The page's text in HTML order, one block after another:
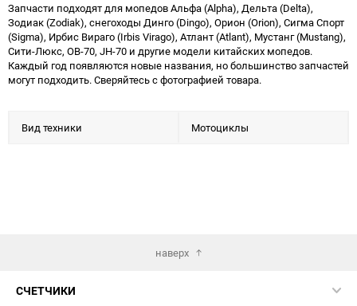
Запчасти подходят для мопедов Альфа (Alpha), Дельта (Delta),
Зодиак (Zodiak), снегоходы Динго (Dingo), Орион (Orion), Сигма Спорт
(Sigma), Ирбис Вираго (Irbis Virago), Атлант (Atlant), Мустанг (Mustang),
Сити-Люкс, ОВ-70, JH-70 и другие модели китайских мопедов.
Каждый год появляются новые названия, но большинство запчастей
могут подходить. Сверяйтесь с фотографией товара.
Вид техники Мотоциклы
наверх
СЧЕТЧИКИ